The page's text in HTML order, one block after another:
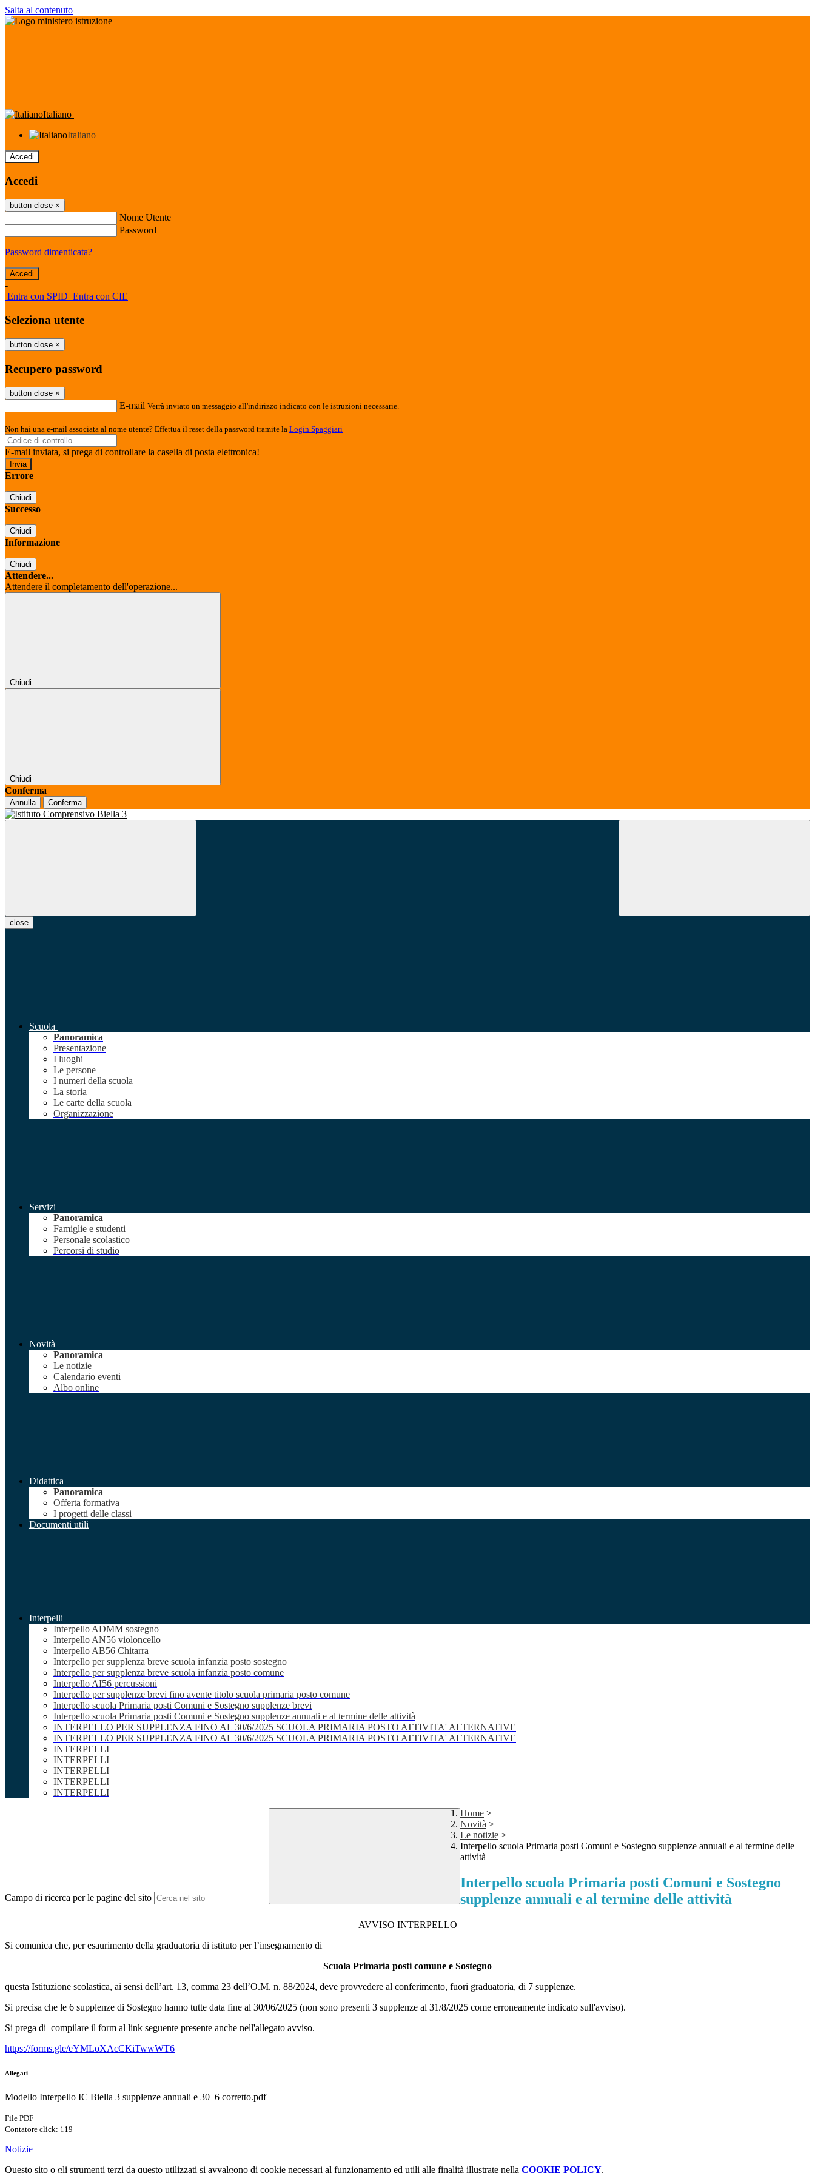
Salta al contenuto
Italiano
Italiano
Accedi
Accedi
button close ×
Nome Utente
Password
Password dimenticata?
-
Entra con SPID Entra con CIE
Seleziona utente
button close ×
Recupero password
button close ×
E-mail Verrà inviato un messaggio all'indirizzo indicato con le istruzioni necessarie.
Non hai una e-mail associata al nome utente? Effettua il reset della password tramite la Login Spaggiari
E-mail inviata, si prega di controllare la casella di posta elettronica!
Errore
Chiudi
Successo
Chiudi
Informazione
Chiudi
Attendere...
Attendere il completamento dell'operazione...
Chiudi
Chiudi
Conferma
Annulla Conferma
close
Scuola
Panoramica
Presentazione
I luoghi
Le persone
I numeri della scuola
La storia
Le carte della scuola
Organizzazione
Servizi
Panoramica
Famiglie e studenti
Personale scolastico
Percorsi di studio
Novità
Panoramica
Le notizie
Calendario eventi
Albo online
Didattica
Panoramica
Offerta formativa
I progetti delle classi
Documenti utili
Interpelli
Interpello ADMM sostegno
Interpello AN56 violoncello
Interpello AB56 Chitarra
Interpello per supplenza breve scuola infanzia posto sostegno
Interpello per supplenza breve scuola infanzia posto comune
Interpello AI56 percussioni
Interpello per supplenze brevi fino avente titolo scuola primaria posto comune
Interpello scuola Primaria posti Comuni e Sostegno supplenze brevi
Interpello scuola Primaria posti Comuni e Sostegno supplenze annuali e al termine delle attività
INTERPELLO PER SUPPLENZA FINO AL 30/6/2025 SCUOLA PRIMARIA POSTO ATTIVITA' ALTERNATIVE
INTERPELLO PER SUPPLENZA FINO AL 30/6/2025 SCUOLA PRIMARIA POSTO ATTIVITA' ALTERNATIVE
INTERPELLI
INTERPELLI
INTERPELLI
INTERPELLI
INTERPELLI
Campo di ricerca per le pagine del sito
Home >
Novità >
Le notizie >
Interpello scuola Primaria posti Comuni e Sostegno supplenze annuali e al termine delle
attività
Interpello scuola Primaria posti Comuni e Sostegno
supplenze annuali e al termine delle attività
AVVISO INTERPELLO
Si comunica che, per esaurimento della graduatoria di istituto per l’insegnamento di
Scuola Primaria posti comune e Sostegno
questa Istituzione scolastica, ai sensi dell’art. 13, comma 23 dell’O.M. n. 88/2024, deve provvedere al conferimento, fuori graduatoria, di 7 supplenze.
Si precisa che le 6 supplenze di Sostegno hanno tutte data fine al 30/06/2025 (non sono presenti 3 supplenze al 31/8/2025 come erroneamente indicato sull'avviso).
Si prega di compilare il form al link seguente presente anche nell'allegato avviso.
https://forms.gle/eYMLoXAcCKiTwwWT6
Allegati
Modello Interpello IC Biella 3 supplenze annuali e 30_6 corretto.pdf
File PDF
Contatore click: 119
Notizie
Questo sito o gli strumenti terzi da questo utilizzati si avvalgono di cookie necessari al funzionamento ed utili alle finalità illustrate nella COOKIE POLICY.